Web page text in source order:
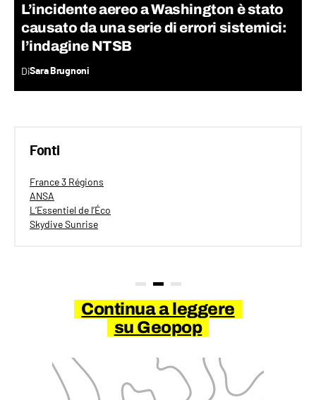
L’incidente aereo a Washington è stato
causato da una serie di errori sistemici:
l’indagine NTSB
DiSara Brugnoni
Fonti
France 3 Régions
ANSA
L’Essentiel de l’Éco
Skydive Sunrise
Continua a leggere
su Geopop